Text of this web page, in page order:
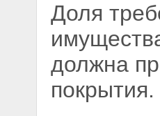
Доля
должна
покрытия.